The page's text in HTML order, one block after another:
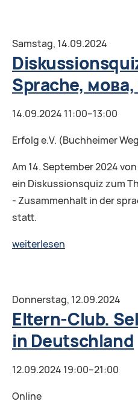
2024
Samstag, 14.09.2024
Sprache,
14.09.2024 11:00–13:00
Erfolg e.V. (Buchheimer
Am 14. September 2024
ein Diskussionsquiz zum
- Zusammenhalt in der
statt.
weiterlesen
Sprache,
мова,
язык
Donnerstag, 12.09.2024
Eltern-Club.
in Deutschland
12.09.2024 19:00–21:00
Online